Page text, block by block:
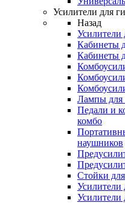
Усилители для
Назад
Усилители
Кабинеты
Кабинеты
Лампы для
Педали и
комбо
наушников
Стойки
Усилители
Усилители